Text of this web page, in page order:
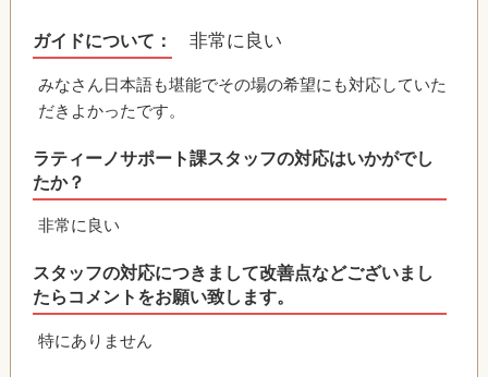
ガイドについて： 非常に良い
みなさん日本語も堪能でその場の希望にも対応していた
だきよかったです。
ラティーノサポート課スタッフの対応はいかがでし
たか？
非常に良い
スタッフの対応につきまして改善点などございまし
たらコメントをお願い致します。
特にありません